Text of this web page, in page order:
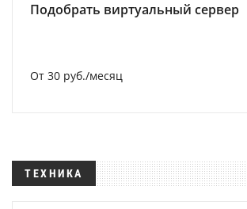
Подобрать виртуальный сервер
От 30 руб./месяц
ТЕХНИКА